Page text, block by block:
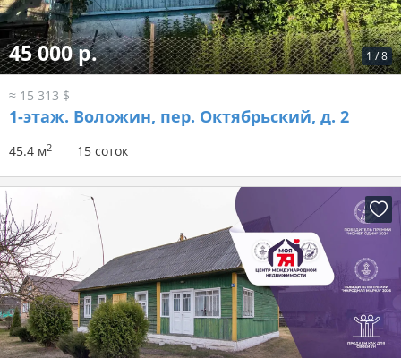
1 /8
45 000 р.
≈ 15 313 $
1-этаж. Воложин, пер. Октябрьский, д. 2
45.4 м2 15 соток